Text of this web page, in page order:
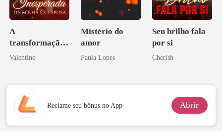
A
transformação
inesperada da
Valentine
Mistério do
amor
Paula Lopes
Seu brilho fala
por si
Cherish
Reclame seu bônus no App Abrir